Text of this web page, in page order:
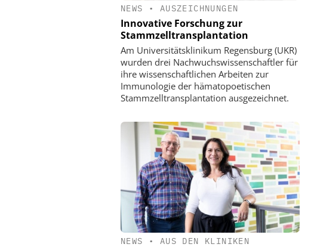
NEWS • AUSZEICHNUNGEN
Innovative Forschung zur
Stammzelltransplantation
Am Universitätsklinikum Regensburg (UKR)
wurden drei Nachwuchswissenschaftler für
ihre wissenschaftlichen Arbeiten zur
Immunologie der hämatopoetischen
Stammzelltransplantation ausgezeichnet.
NEWS • AUS DEN KLINIKEN